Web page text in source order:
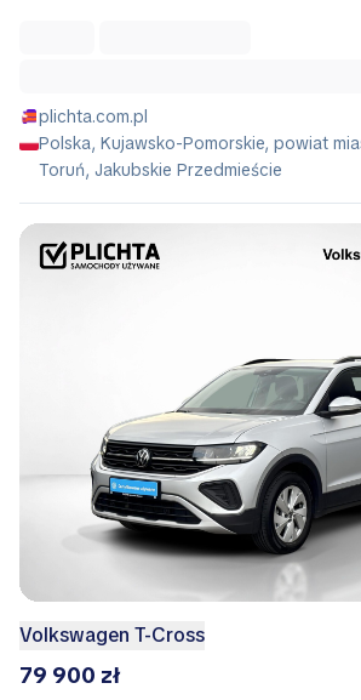
plichta.com.pl
Polska, Kujawsko-Pomorskie, powiat
Toruń, Jakubskie Przedmieście
Volkswagen T-Cross
79 900 zł